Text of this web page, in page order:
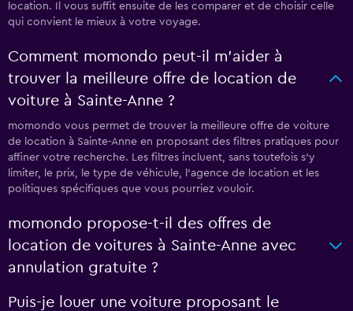
location. Il vous suffit ensuite de les comparer et de choisir celle
qui convient le mieux à votre voyage.
Comment momondo peut-il m’aider à
trouver la meilleure offre de location de
voiture à Sainte-Anne ?
momondo vous permet de trouver la meilleure offre de voiture
de location à Sainte-Anne en proposant des filtres pratiques pour
affiner votre recherche. Les filtres incluent, sans toutefois s'y
limiter, le prix, le type de véhicule, l'agence de location et les
politiques spécifiques que vous pourriez vouloir.
momondo propose-t-il des offres de
location de voitures à Sainte-Anne avec
annulation gratuite ?
Puis-je louer une voiture proposant le